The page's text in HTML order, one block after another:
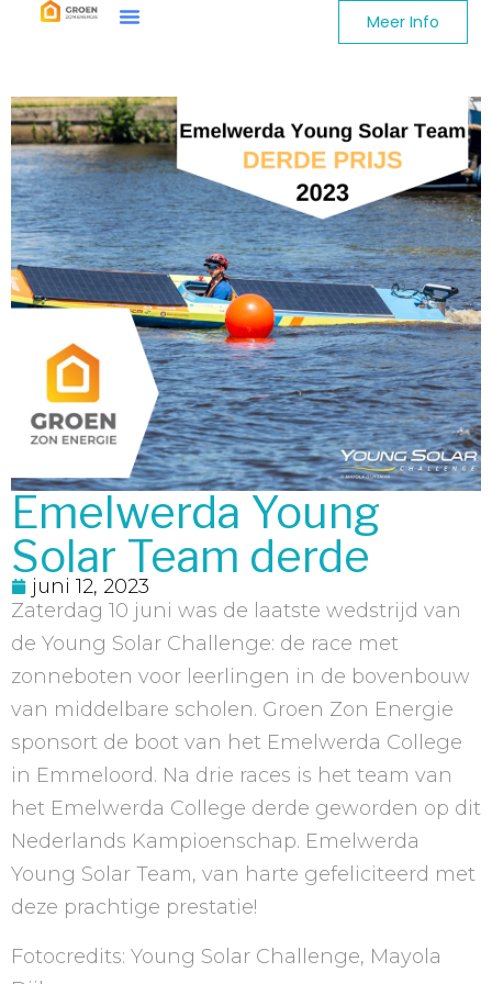
Meer Info
Emelwerda Young
Solar Team derde
juni 12, 2023
Zaterdag 10 juni was de laatste wedstrijd van
de Young Solar Challenge: de race met
zonneboten voor leerlingen in de bovenbouw
van middelbare scholen. Groen Zon Energie
sponsort de boot van het Emelwerda College
in Emmeloord. Na drie races is het team van
het Emelwerda College derde geworden op dit
Nederlands Kampioenschap. Emelwerda
Young Solar Team, van harte gefeliciteerd met
deze prachtige prestatie!
Fotocredits: Young Solar Challenge, Mayola